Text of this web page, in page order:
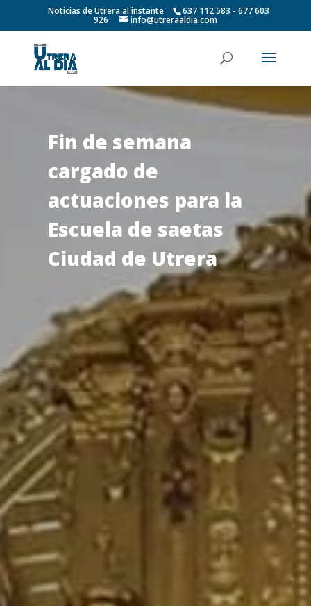
Noticias de Utrera al instante 637 112 583 - 677 603
926 info@utreraaldia.com
Fin de semana
cargado de
actuaciones para la
Escuela de saetas
Ciudad de Utrera